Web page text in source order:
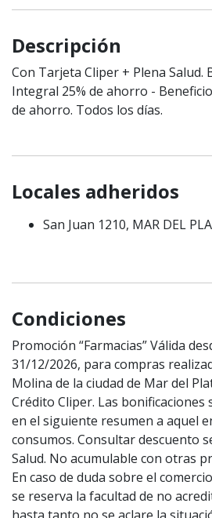
Descripción
Con Tarjeta Cliper + Plena Salud.
Integral 25% de ahorro -
de ahorro. Todos los días.
Locales adheridos
San Juan 1210, MAR DEL
Condiciones
Promoción “Farmacias” Válida
31/12/2026, para compras
Molina de la ciudad de Mar del
Crédito Cliper. Las bonificaciones
en el siguiente resumen a aquel
consumos. Consultar descuento
Salud. No acumulable con otras
En caso de duda sobre el
se reserva la facultad de no